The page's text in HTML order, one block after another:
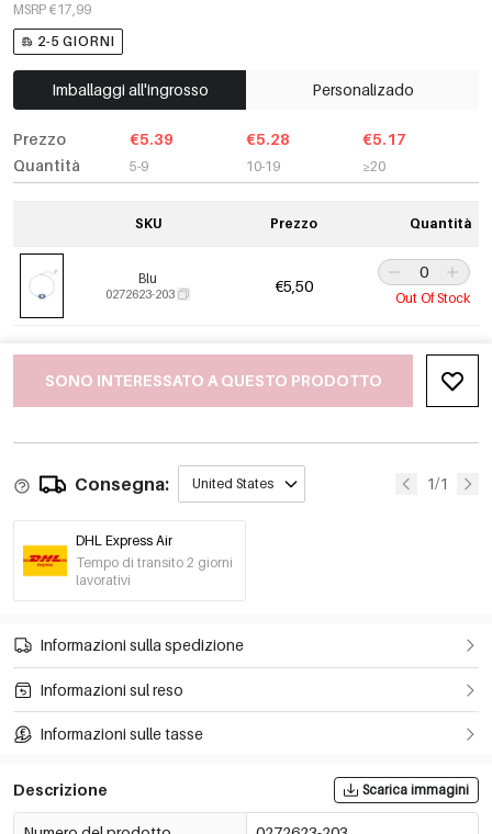
MSRP €17,99
2-5 GIORNI
Imballaggi all'ingrosso Personalizado
Prezzo
Quantità
€5.39
5-9
€5.28
10-19
€5.17
≥20
SKU Prezzo Quantità
Blu
0272623-203 €5,50
Out Of Stock
SONO INTERESSATO A QUESTO PRODOTTO
Consegna: United States 1/1
DHL Express Air
Tempo di transito 2 giorni
lavorativi
Informazioni sulla spedizione
Informazioni sul reso
Informazioni sulle tasse
Descrizione Scarica immagini